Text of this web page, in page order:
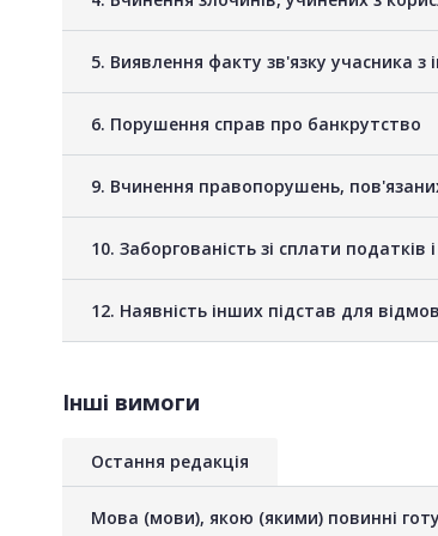
5. Виявлення факту зв'язку учасника
6. Порушення справ про банкрутство
9. Вчинення правопорушень,
10. Заборгованість зі сплати
12. Наявність інших підстав для
Інші вимоги
Остання редакція
Мова (мови), якою (якими) повинні